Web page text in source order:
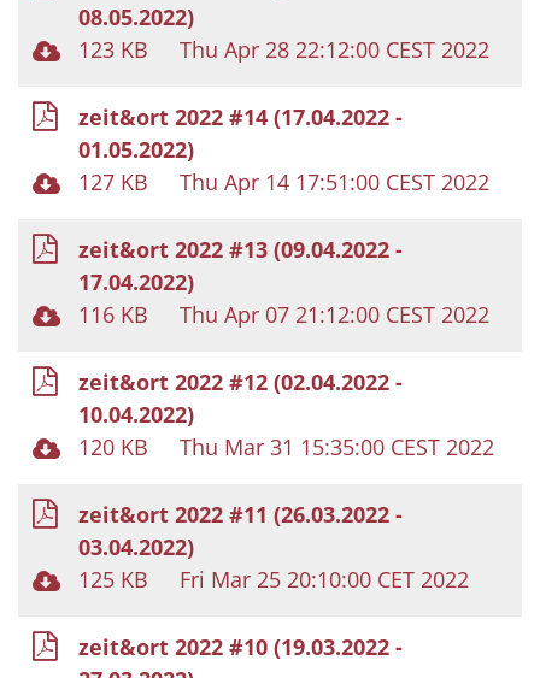
08.05.2022)
123 KB
Thu Apr 28 22:12:00 CEST 2022
zeit&ort 2022 #14 (17.04.2022 -
01.05.2022)
127 KB
Thu Apr 14 17:51:00 CEST 2022
zeit&ort 2022 #13 (09.04.2022 -
17.04.2022)
116 KB
Thu Apr 07 21:12:00 CEST 2022
zeit&ort 2022 #12 (02.04.2022 -
10.04.2022)
120 KB
Thu Mar 31 15:35:00 CEST 2022
zeit&ort 2022 #11 (26.03.2022 -
03.04.2022)
125 KB
Fri Mar 25 20:10:00 CET 2022
zeit&ort 2022 #10 (19.03.2022 -